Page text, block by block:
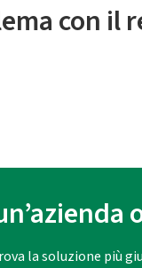
con il
la soluzione più